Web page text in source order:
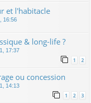
et l'habitacle
16:56
& long-life ?
17:37
1 2
ou concession
14:13
1 2 3